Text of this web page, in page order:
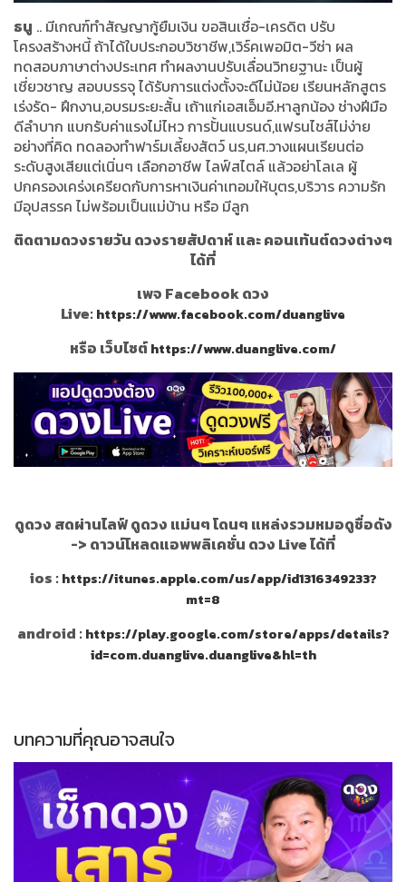
ธนู .. มีเกณฑ์ทำสัญญากู้ยืมเงิน ขอสินเชื่อ-เครดิต ปรับ
โครงสร้างหนี้ ถ้าได้ใบประกอบวิชาชีพ,เวิร์คเพอมิต-วีซ่า ผล
ทดสอบภาษาต่างประเทศ ทำผลงานปรับเลื่อนวิทยฐานะ เป็นผู้
เชี่ยวชาญ สอบบรรจุ ได้รับการแต่งตั้งจะดีไม่น้อย เรียนหลักสูตร
เร่งรัด- ฝึกงาน,อบรมระยะสั้น เถ้าแก่เอสเอ็มอี.หาลูกน้อง ช่างฝีมือ
ดีลำบาก แบกรับค่าแรงไม่ไหว การปั้นแบรนด์,แฟรนไชส์ไม่ง่าย
อย่างที่คิด ทดลองทำฟาร์มเลี้ยงสัตว์ นร,นศ.วางแผนเรียนต่อ
ระดับสูงเสียแต่เนิ่นๆ เลือกอาชีพ ไลฟ์สไตล์ แล้วอย่าโลเล ผู้
ปกครองเคร่งเครียดกับการหาเงินค่าเทอมให้บุตร,บริวาร ความรัก
มีอุปสรรค ไม่พร้อมเป็นแม่บ้าน หรือ มีลูก
ติดตามดวงรายวัน ดวงรายสัปดาห์ และ คอนเท้นต์ดวงต่างๆ
ได้ที่
เพจ Facebook ดวง
Live:https://www.facebook.com/duanglive
หรือ เว็บไซต์https://www.duanglive.com/
ดูดวง สดผ่านไลฟ์ ดูดวง แม่นๆ โดนๆ แหล่งรวมหมอดูชื่อดัง
-> ดาวน์โหลดแอพพลิเคชั่น ดวง Live ได้ที่
ios :https://itunes.apple.com/us/app/id1316349233?
mt=8
android :https://play.google.com/store/apps/details?
id=com.duanglive.duanglive&hl=th
บทความที่คุณอาจสนใจ